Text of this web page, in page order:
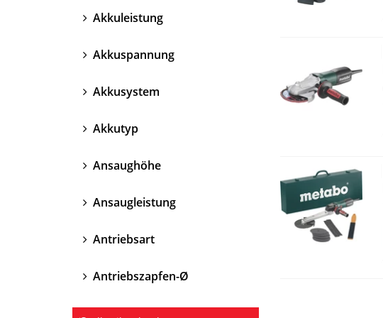
Akkuleistung
Akkuspannung
Akkusystem
Akkutyp
Ansaughöhe
Ansaugleistung
Antriebsart
Antriebszapfen-Ø